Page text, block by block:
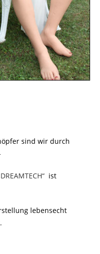
sind wir durch
DREAMTECH“ ist
lebensecht